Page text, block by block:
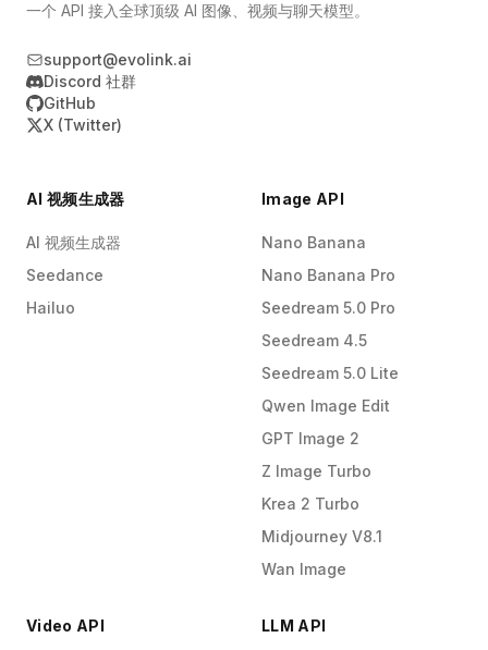
一个 API 接入全球顶级 AI 图像、视频与聊天模型。
support@evolink.ai
Discord 社群
GitHub
X (Twitter)
AI 视频生成器
AI 视频生成器
Seedance
Hailuo
Image API
Nano Banana
Nano Banana Pro
Seedream 5.0 Pro
Seedream 4.5
Seedream 5.0 Lite
Qwen Image Edit
GPT Image 2
Z Image Turbo
Krea 2 Turbo
Midjourney V8.1
Wan Image
Video API LLM API